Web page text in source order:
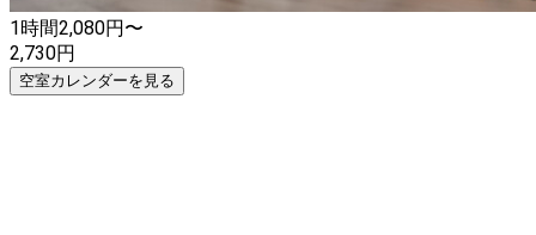
1時間2,080円〜
2,730円
空室カレンダーを見る